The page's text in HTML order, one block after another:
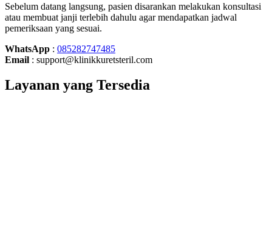
Sebelum datang langsung, pasien disarankan melakukan konsultasi
atau membuat janji terlebih dahulu agar mendapatkan jadwal
pemeriksaan yang sesuai.
WhatsApp : 085282747485
Email : support@klinikkuretsteril.com
Layanan yang Tersedia